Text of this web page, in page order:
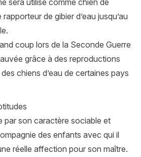
de gibier d’eau jusqu’au
coup lors de la Seconde Guerre
grâce à des reproductions
chiens d’eau de certaines pays
par son caractère sociable et
des enfants avec qui il
réelle affection pour son maître.